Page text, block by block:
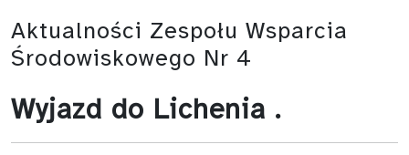
Aktualności Zespołu Wsparcia
Środowiskowego Nr 4
Wyjazd do Lichenia .